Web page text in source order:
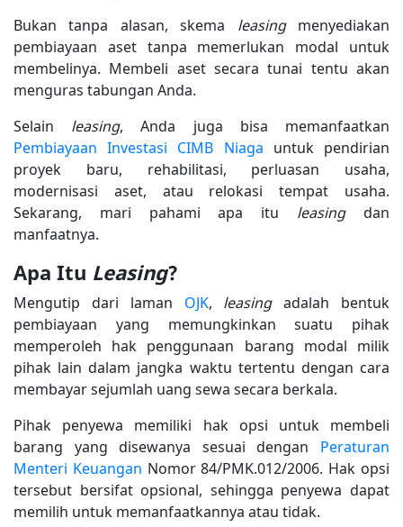
Bukan tanpa alasan, skema leasingmenyediakan
pembiayaan aset tanpa memerlukan modal untuk
membelinya. Membeli aset secara tunai tentu akan
menguras tabungan Anda.
Selain leasing, Anda juga bisa memanfaatkan
Pembiayaan Investasi CIMB Niaga untuk pendirian
proyek baru, rehabilitasi, perluasan usaha,
modernisasi aset, atau relokasi tempat usaha.
Sekarang, mari pahami apa itu leasingdan
manfaatnya.
Apa Itu Leasing?
Mengutip dari laman OJK, leasingadalah bentuk
pembiayaan yang memungkinkan suatu pihak
memperoleh hak penggunaan barang modal milik
pihak lain dalam jangka waktu tertentu dengan cara
membayar sejumlah uang sewa secara berkala.
Pihak penyewa memiliki hak opsi untuk membeli
barang yang disewanya sesuai dengan Peraturan
Menteri Keuangan Nomor 84/PMK.012/2006. Hak opsi
tersebut bersifat opsional, sehingga penyewa dapat
memilih untuk memanfaatkannya atau tidak.